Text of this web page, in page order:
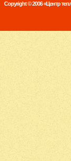
Copyright © 2006 «Центр